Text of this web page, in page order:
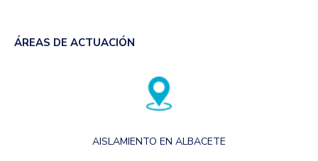
ÁREAS DE ACTUACIÓN
AISLAMIENTO EN ALBACETE